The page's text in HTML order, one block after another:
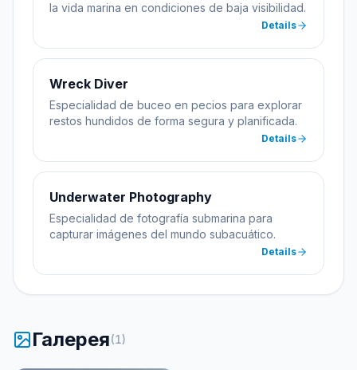
la vida marina en condiciones de baja visibilidad.
Details
Wreck Diver
Especialidad de buceo en pecios para explorar
restos hundidos de forma segura y planificada.
Details
Underwater Photography
Especialidad de fotografía submarina para
capturar imágenes del mundo subacuático.
Details
Галерея(1)